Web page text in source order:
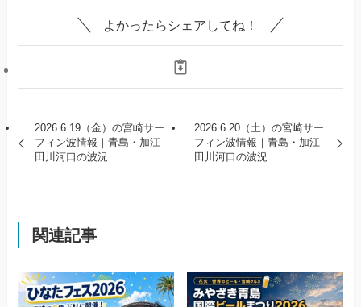
よかったらシェアしてね！
2026.6.19（金）の宮崎サー
フィン波情報｜青島・加江
田川河口の波況
2026.6.20（土）の宮崎サー
フィン波情報｜青島・加江
田川河口の波況
関連記事